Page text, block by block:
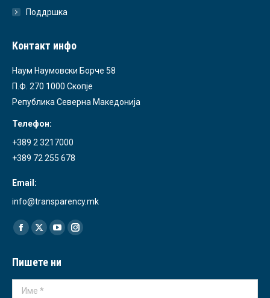
Поддршка
Контакт инфо
Наум Наумовски Борче 58
П.Ф. 270 1000 Скопје
Република Северна Македонија
Телефон:
+389 2 3217000
+389 72 255 678
Email:
info@transparency.mk
Find us on:
Facebook
opens
in
X
opens
in
YouTube
opens
in
Instagram
in
Пишете ни
Име *